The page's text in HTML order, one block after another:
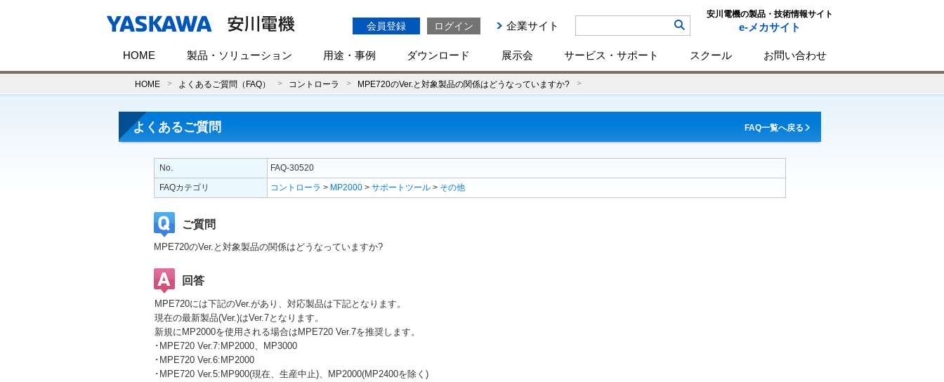
会員登録 ログイン 企業サイト
安川電機の製品・技術情報サイト
e-メカサイト
HOME 製品・ソリューション 用途・事例 ダウンロード 展示会 サービス・サポート スクール お問い合わせ
HOME よくあるご質問（FAQ） コントローラ MPE720のVer.と対象製品の関係はどうなっていますか?
よくあるご質問 FAQ一覧へ戻る
No.
FAQ-30520
FAQカテゴリ
コントローラ > MP2000 > サポートツール > その他
ご質問
MPE720のVer.と対象製品の関係はどうなっていますか?
回答
MPE720には下記のVer.があり、対応製品は下記となります。
現在の最新製品(Ver.)はVer.7となります。
新規にMP2000を使用される場合はMPE720 Ver.7を推奨します。
･MPE720 Ver.7:MP2000、MP3000
･MPE720 Ver.6:MP2000
･MPE720 Ver.5:MP900(現在、生産中止)、MP2000(MP2400を除く)